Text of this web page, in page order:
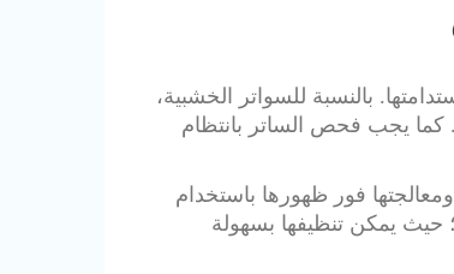
بالنسبة للسواتر الخشبية،
كما يجب فحص الساتر بانتظام
فور ظهورها باستخدام
حيث يمكن تنظيفها بسهولة